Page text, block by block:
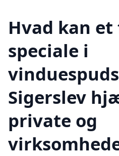
Hvad kan
speciale i
Sigerslev
private og